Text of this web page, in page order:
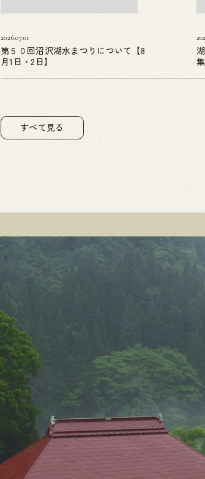
2026.07.01
第５０回沼沢湖水まつりについて【8
月1日・2日】
すべて見る